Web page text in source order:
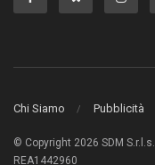
Chi Siamo Pubblicità
© Copyright 2026 SDM
REA1442960